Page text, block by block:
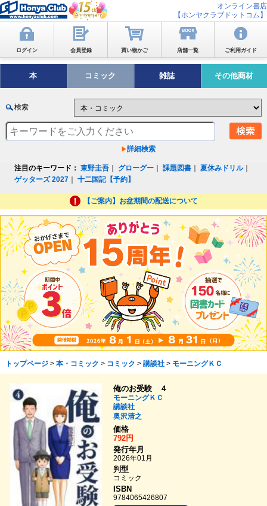
オンライン書店
【ホンヤクラブドットコム】
ログイン 会員登録 買い物かご 店舗一覧 ご利用ガイド
本 コミック 雑誌 その他商材
検索
詳細検索
注目のキーワード： 東野圭吾 グローグー ｜課題図書 ｜夏休みドリル｜
ゲッターズ 2027 ｜十二国記【予約】
【ご案内】お盆期間の配送について
トップページ> 本・コミック > コミック > 講談社> モーニングＫＣ
俺のお受験 ４
モーニングＫＣ
講談社
奥沢清之
価格
792円
発行年月
2026年01月
判型
コミック
ISBN
9784065426807